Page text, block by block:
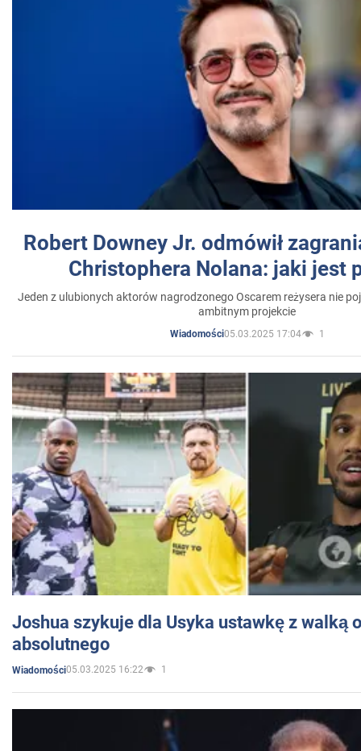
Robert Downey Jr. odmówił
Christophera Nolana: jaki jest
Jeden z ulubionych aktorów nagrodzonego Oscarem reżysera nie
ambitnym projekcie
Wiadomości05.03.2025 17:04 1
Joshua szykuje dla Usyka ustawkę z walką
absolutnego
Wiadomości05.03.2025 16:22 1